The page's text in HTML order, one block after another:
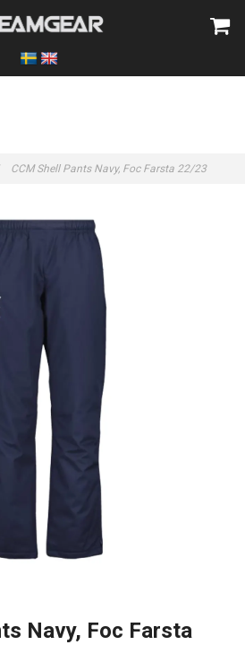
CCM Shell Pants Navy, Foc Farsta 22/23
Navy, Foc Farsta